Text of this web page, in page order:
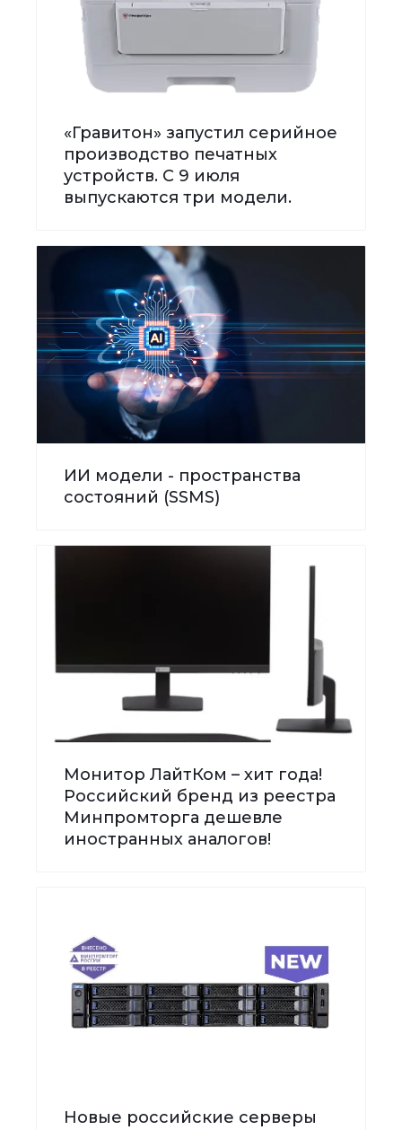
«Гравитон» запустил серийное
производство печатных
устройств. С 9 июля
выпускаются три модели.
ИИ модели - пространства
состояний (SSMS)
Монитор ЛайтКом – хит года!
Российский бренд из реестра
Минпромторга дешевле
иностранных аналогов!
Новые российские серверы